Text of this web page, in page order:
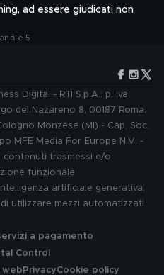
ad essere giudicati non
5
Digital - RTI S.p.A.: p. iva
del Nazareno 8, 00187 Roma.
Monzese (MI) - Cap. Soc.
MFE Media For Europe N.V. -
contenuti trasmessi e/o
funzionale
artificiale generativa.
utilizzare mezzi automatizzati
a pagamento
Control
web PrivacyCookie policy